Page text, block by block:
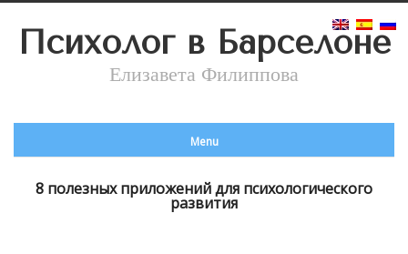
Психолог в Барселоне
Елизавета Филиппова
Menu
8 полезных приложений для психологического
развития